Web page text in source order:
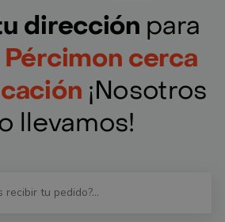
dirección para
Pércimon cerca
¡Nosotros
llevamos!